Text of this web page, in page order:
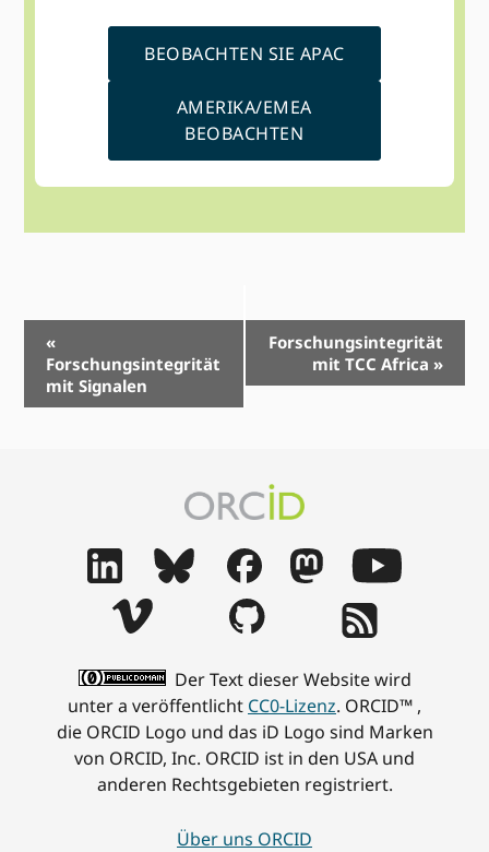
BEOBACHTEN SIE APAC
AMERIKA/EMEA
BEOBACHTEN
Event-
Navigation
«
Forschungsintegrität
mit Signalen
Forschungsintegrität
mit TCC Africa »
Der Text dieser Website wird
unter a veröffentlicht CC0-Lizenz. ORCID™ ,
die ORCID Logo und das iD Logo sind Marken
von ORCID, Inc. ORCID ist in den USA und
anderen Rechtsgebieten registriert.
Über uns ORCID